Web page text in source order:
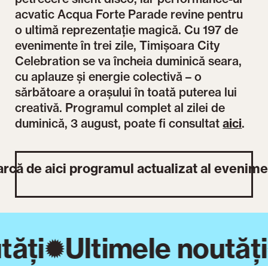
acvatic Acqua Forte Parade revine pentru
o ultimă reprezentație magică. Cu 197 de
evenimente în trei zile, Timișoara City
Celebration se va încheia duminică seara,
cu aplauze și energie colectivă – o
sărbătoare a orașului în toată puterea lui
creativă. Programul complet al zilei de
duminică, 3 august, poate fi consultataici.
de aici programul actualizat al
Ultimele noutăți